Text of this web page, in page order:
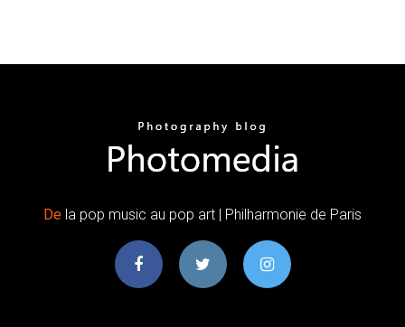
De la pop music au pop art | Philharmonie de Paris